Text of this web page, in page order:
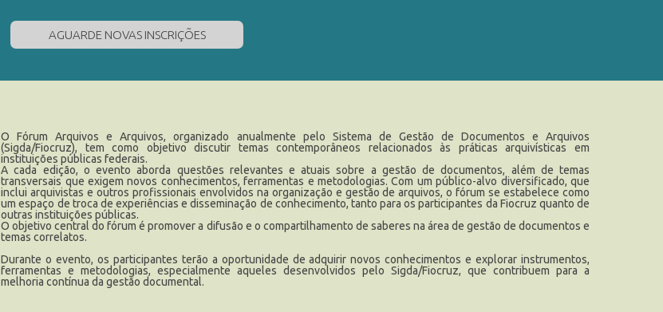
AGUARDE NOVAS INSCRIÇÕES
O Fórum Arquivos e Arquivos, organizado anualmente pelo Sistema de Gestão de Documentos e Arquivos
(Sigda/Fiocruz), tem como objetivo discutir temas contemporâneos relacionados às práticas arquivísticas em
instituições públicas federais.
A cada edição, o evento aborda questões relevantes e atuais sobre a gestão de documentos, além de temas
transversais que exigem novos conhecimentos, ferramentas e metodologias. Com um público-alvo diversificado, que
inclui arquivistas e outros profissionais envolvidos na organização e gestão de arquivos, o fórum se estabelece como
um espaço de troca de experiências e disseminação de conhecimento, tanto para os participantes da Fiocruz quanto de
outras instituições públicas.
O objetivo central do fórum é promover a difusão e o compartilhamento de saberes na área de gestão de documentos e
temas correlatos.
Durante o evento, os participantes terão a oportunidade de adquirir novos conhecimentos e explorar instrumentos,
ferramentas e metodologias, especialmente aqueles desenvolvidos pelo Sigda/Fiocruz, que contribuem para a
melhoria contínua da gestão documental.